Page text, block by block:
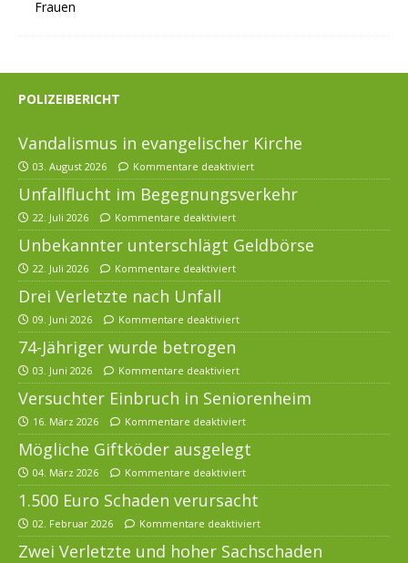
POLIZEIBERICHT
Vandalismus in evangelischer Kirche
03. August 2026 Kommentare deaktiviert
Unfallflucht im Begegnungsverkehr
22. Juli 2026 Kommentare deaktiviert
Unbekannter unterschlägt Geldbörse
22. Juli 2026 Kommentare deaktiviert
Drei Verletzte nach Unfall
09. Juni 2026 Kommentare deaktiviert
74-Jähriger wurde betrogen
03. Juni 2026 Kommentare deaktiviert
Versuchter Einbruch in Seniorenheim
16. März 2026 Kommentare deaktiviert
Mögliche Giftköder ausgelegt
04. März 2026 Kommentare deaktiviert
1.500 Euro Schaden verursacht
02. Februar 2026 Kommentare deaktiviert
Zwei Verletzte und hoher Sachschaden